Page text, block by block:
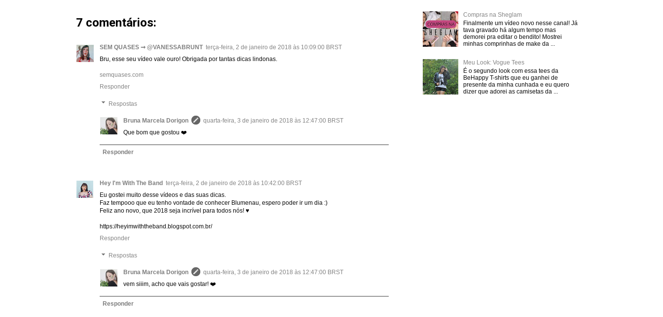
7 comentários:
SEM QUASES ➞ @VANESSABRUNT terça-feira, 2 de janeiro de 2018 às 10:09:00 BRST
Bru, esse seu vídeo vale ouro! Obrigada por tantas dicas lindonas.
semquases.com
Responder
Respostas
Bruna Marcela Dorigon
quarta-feira, 3 de janeiro de 2018 às 12:47:00 BRST
Que bom que gostou ❤️
Responder
Hey I'm With The Band terça-feira, 2 de janeiro de 2018 às 10:42:00 BRST
Eu gostei muito desse vídeos e das suas dicas.
Faz tempooo que eu tenho vontade de conhecer Blumenau, espero poder ir um dia :)
Feliz ano novo, que 2018 seja incrível para todos nós! ♥
https://heyimwiththeband.blogspot.com.br/
Responder
Respostas
Bruna Marcela Dorigon
quarta-feira, 3 de janeiro de 2018 às 12:47:00 BRST
vem siiim, acho que vais gostar! ❤️
Responder
Compras na Sheglam
Finalmente um vídeo novo nesse canal! Já
tava gravado há algum tempo mas
demorei pra editar o bendito! Mostrei
minhas comprinhas de make da ...
Meu Look: Vogue Tees
É o segundo look com essa tees da
BeHappy T-shirts que eu ganhei de
presente da minha cunhada e eu quero
dizer que adorei as camisetas da ...